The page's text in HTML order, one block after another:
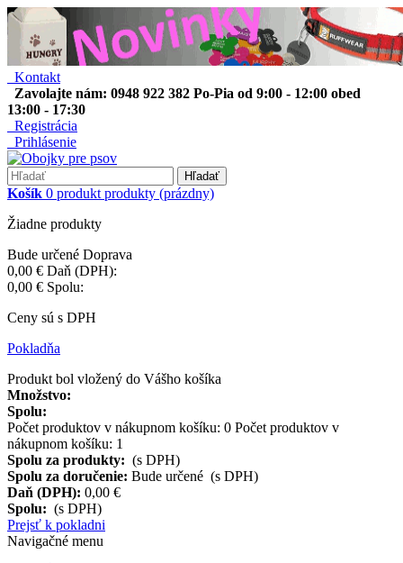
Kontakt
Zavolajte nám: 0948 922 382 Po-Pia od 9:00 - 12:00 obed
13:00 - 17:30
Registrácia
Prihlásenie
Hľadať
Košík 0 produkt produkty (prázdny)
Žiadne produkty
Bude určené Doprava
0,00 € Daň (DPH):
0,00 € Spolu:
Ceny sú s DPH
Pokladňa
Produkt bol vložený do Vášho košíka
Množstvo:
Spolu:
Počet produktov v nákupnom košíku: 0 Počet produktov v
nákupnom košíku: 1
Spolu za produkty: (s DPH)
Spolu za doručenie: Bude určené (s DPH)
Daň (DPH): 0,00 €
Spolu: (s DPH)
Prejsť k pokladni
Navigačné menu